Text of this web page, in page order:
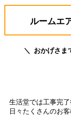
ルームエ
おかげさま
生活堂では工事完
日々たくさんのお